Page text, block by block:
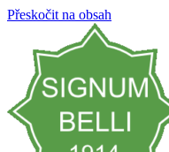
Přeskočit na obsah